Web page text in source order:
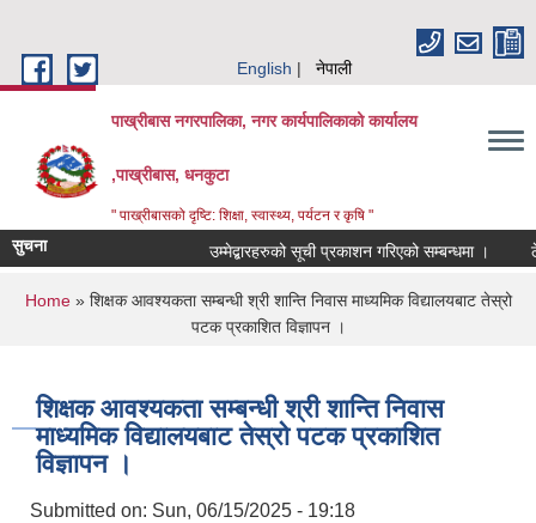
English नेपाली
पाख्रीबास नगरपालिका, नगर कार्यपालिकाको कार्यालय
,पाख्रीबास, धनकुटा
" पाख्रीबासको दृष्टि: शिक्षा, स्वास्थ्य, पर्यटन र कृषि "
सुचना उम्मेद्बारहरुको सूची प्रकाशन गरिएको सम्बन्धमा ।
You are here
Home» शिक्षक आवश्यकता सम्बन्धी श्री शान्ति निवास माध्यमिक विद्यालयबाट तेस्रो
पटक प्रकाशित विज्ञापन ।
शिक्षक आवश्यकता सम्बन्धी श्री शान्ति निवास
माध्यमिक विद्यालयबाट तेस्रो पटक प्रकाशित
विज्ञापन ।
Submitted on: Sun, 06/15/2025 - 19:18